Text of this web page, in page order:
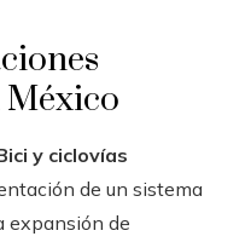
México
y ciclovías
de un sistema
expansión de